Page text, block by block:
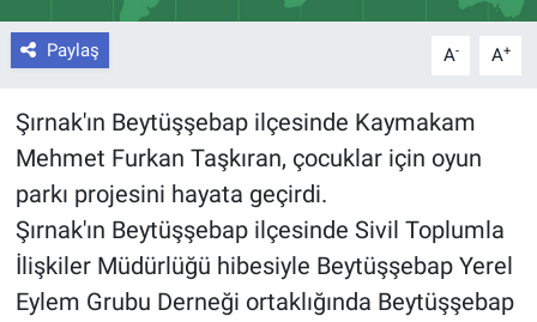
Paylaş A- A+
Şırnak'ın Beytüşşebap ilçesinde Kaymakam
Mehmet Furkan Taşkıran, çocuklar için oyun
parkı projesini hayata geçirdi.
Şırnak'ın Beytüşşebap ilçesinde Sivil Toplumla
İlişkiler Müdürlüğü hibesiyle Beytüşşebap Yerel
Eylem Grubu Derneği ortaklığında Beytüşşebap